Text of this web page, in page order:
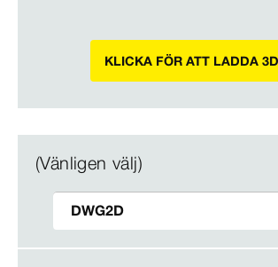
KLICKA FÖR ATT LADDA
(Vänligen välj)